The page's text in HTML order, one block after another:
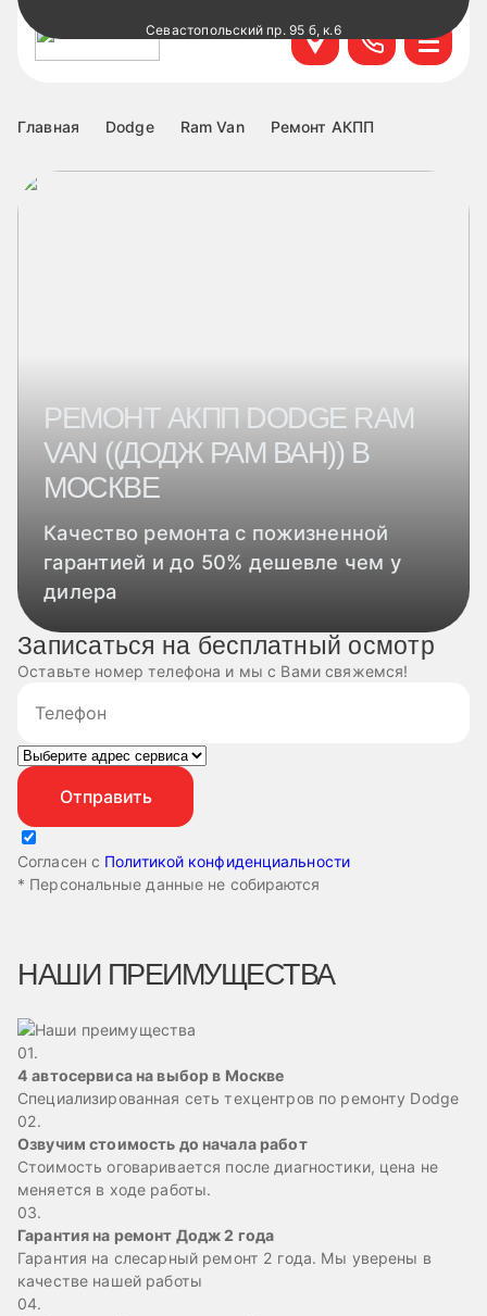
Севастопольский пр. 95 б, к.6
+7 499 495-45-76
+7 499 460-63-34
ул. Удальцова, 60, к.1
Главная Dodge Ram Van Ремонт АКПП
РЕМОНТ АКПП DODGE RAM
VAN ((ДОДЖ РАМ ВАН)) В
МОСКВЕ
Качество ремонта с пожизненной
гарантией и до 50% дешевле чем у
дилера
Записаться на бесплатный осмотр
Оставьте номер телефона и мы с Вами свяжемся!
Согласен с Политикой конфиденциальности
* Персональные данные не собираются
НАШИ ПРЕИМУЩЕСТВА
01.
4 автосервиса на выбор в Москве
Специализированная сеть техцентров по ремонту Dodge
02.
Озвучим стоимость до начала работ
Стоимость оговаривается после диагностики, цена не
меняется в ходе работы.
03.
Гарантия на ремонт Додж 2 года
Гарантия на слесарный ремонт 2 года. Мы уверены в
качестве нашей работы
04.